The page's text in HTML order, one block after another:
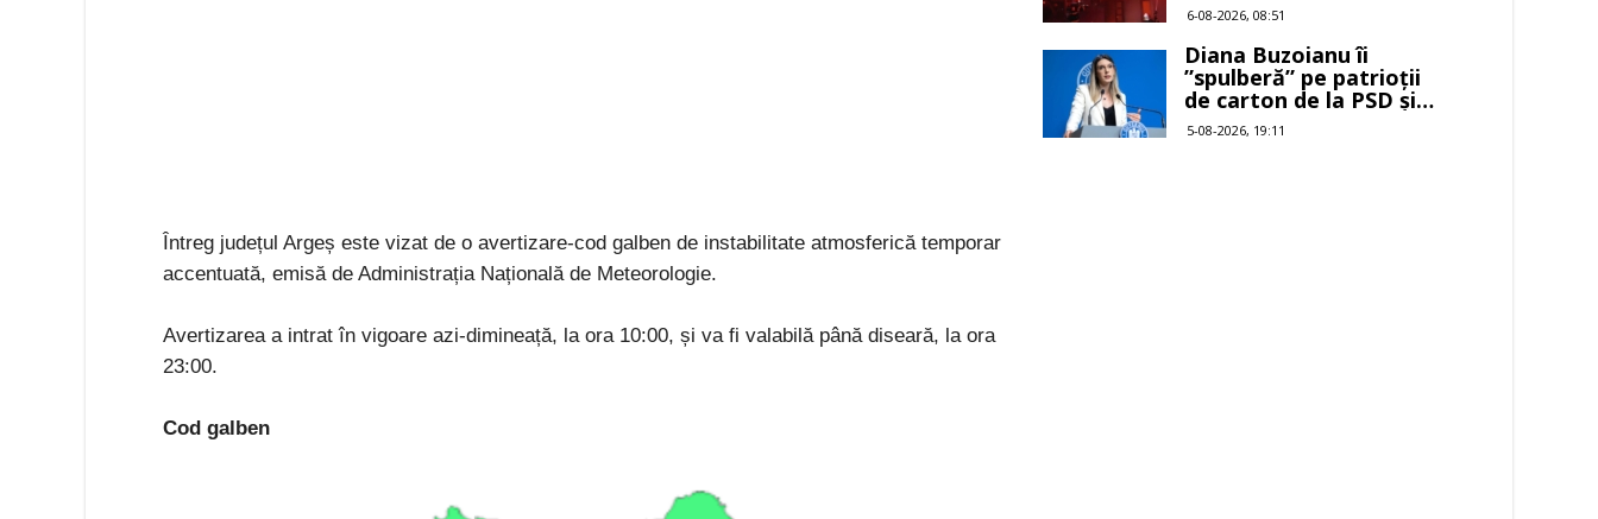
Întreg județul Argeș este vizat de o avertizare-cod galben de instabilitate atmosferică temporar
accentuată, emisă de Administrația Națională de Meteorologie.
Avertizarea a intrat în vigoare azi-dimineață, la ora 10:00, și va fi valabilă până diseară, la ora
23:00.
Cod galben
6-08-2026, 08:51
Diana Buzoianu îi
”spulberă” pe patrioții
de carton de la PSD și
AUR
5-08-2026, 19:11